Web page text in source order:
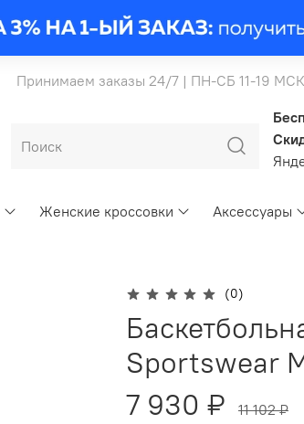
Принимаем заказы 24/7 | ПН-СБ 11-19
Женские кроссовки Аксессуары
(0)
Sportswear
7 930 ₽
11 102 ₽